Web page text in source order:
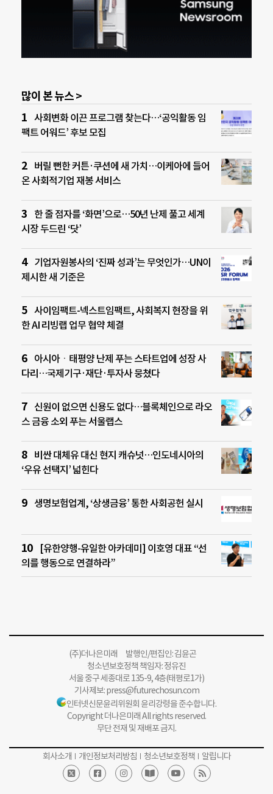
많이 본 뉴스 >
사회변화 이끈 프로그램 찾는다…‘공익활동 임
팩트 어워드’ 후보 모집
버릴 뻔한 커튼·쿠션에 새 가치…이케아에 들어
온 사회적기업 재봉 서비스
한 줄 점자를 ‘화면’으로…50년 난제 풀고 세계
시장 두드린 ‘닷’
기업자원봉사의 ‘진짜 성과’는 무엇인가…UN이
제시한 새 기준은
사이임팩트-넥스트임팩트, 사회복지 현장을 위
한 AI 리빙랩 업무 협약 체결
아시아ㆍ태평양 난제 푸는 스타트업에 성장 사
다리…국제기구·재단·투자사 뭉쳤다
신원이 없으면 신용도 없다…블록체인으로 라오
스 금융 소외 푸는 서울랩스
비싼 대체유 대신 현지 캐슈넛…인도네시아의
‘우유 선택지’ 넓힌다
생명보험업계, ‘상생금융’ 통한 사회공헌 실시
[유한양행-유일한 아카데미] 이호영 대표 “선
의를 행동으로 연결하라”
(주)더나은미래 발행인/편집인: 김윤곤
청소년보호정책 책임자: 정유진
서울 중구 세종대로 135-9, 4층(태평로1가)
기사제보:press@futurechosun.com
인터넷신문윤리위원회 윤리강령을 준수합니다.
Copyright 더나은미래 All rights reserved.
무단 전재 및 재배포 금지.
회사소개 개인정보처리방침 청소년보호정책 알립니다